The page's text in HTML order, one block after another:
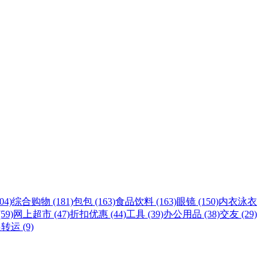
综合购物 (181)包包 (163)食品饮料 (163)眼镜 (150)内衣泳衣
网上超市 (47)折扣优惠 (44)工具 (39)办公用品 (38)交友 (29)
运 (9)